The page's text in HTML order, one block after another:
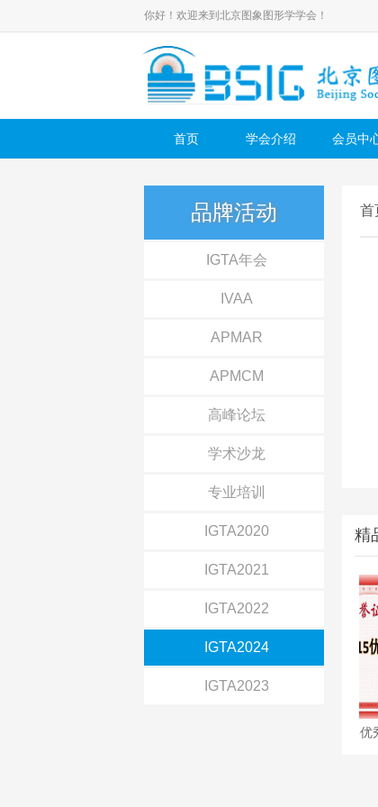
你好！欢迎来到北京图象图形学学会！
首页 学会介绍 会员中
品牌活动
IGTA年会
IVAA
APMAR
APMCM
高峰论坛
学术沙龙
专业培训
IGTA2020
IGTA2021
IGTA2022
IGTA2024
IGTA2023
首
精
IGTA2015优